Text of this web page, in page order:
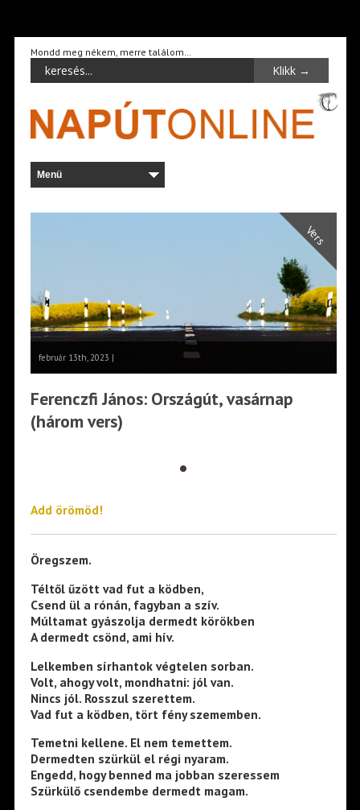
Mondd meg nékem, merre találom…
Vers
február 13th, 2023 |
Ferenczfi János: Országút, vasárnap
(három vers)
•
Add örömöd!
Öregszem.
Téltől űzött vad fut a ködben,
Csend ül a rónán, fagyban a szív.
Múltamat gyászolja dermedt körökben
A dermedt csönd, ami hív.
Lelkemben sírhantok végtelen sorban.
Volt, ahogy volt, mondhatni: jól van.
Nincs jól. Rosszul szerettem.
Vad fut a ködben, tört fény szememben.
Temetni kellene. El nem temettem.
Dermedten szürkül el régi nyaram.
Engedd, hogy benned ma jobban szeressem
Szürkülő csendembe dermedt magam.